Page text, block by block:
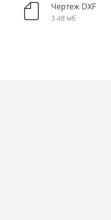
Чертеж DXF
3.48 мб